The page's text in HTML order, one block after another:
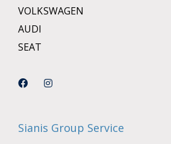
VOLKSWAGEN
AUDI
SEAT
Sianis Group Service